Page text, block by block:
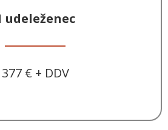
udeleženec
377 € + DDV